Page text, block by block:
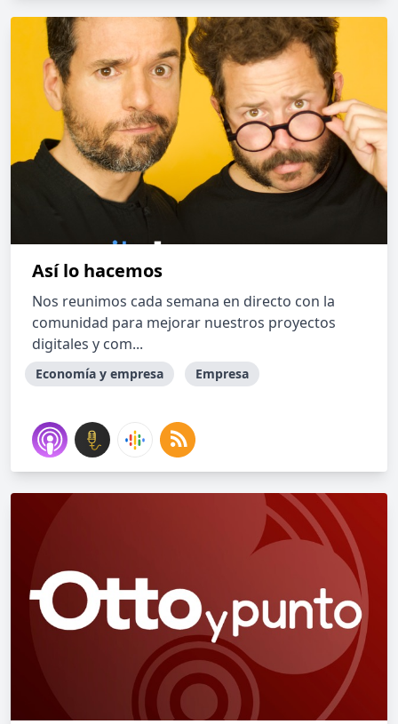
Así lo hacemos
Nos reunimos cada semana en directo con la
comunidad para mejorar nuestros proyectos
digitales y com...
Economía y empresa Empresa